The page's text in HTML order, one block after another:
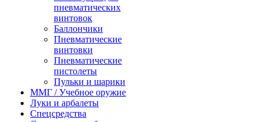
пневматических
винтовок
Баллончики
Пневматические
винтовки
Пневматические
пистолеты
Пульки и шарики
ММГ / Учебное оружие
Луки и арбалеты
Спецсредства